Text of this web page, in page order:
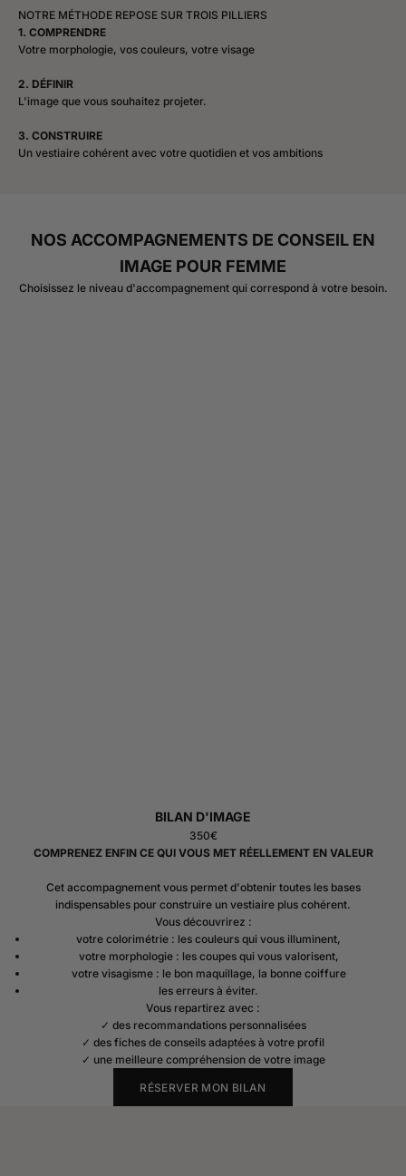
NOTRE MÉTHODE REPOSE SUR TROIS PILLIERS
1. COMPRENDRE
Votre morphologie, vos couleurs, votre visage
2. DÉFINIR
L'image que vous souhaitez projeter.
3. CONSTRUIRE
Un vestiaire cohérent avec votre quotidien et vos ambitions
NOS ACCOMPAGNEMENTS DE CONSEIL EN
IMAGE POUR FEMME
Choisissez le niveau d'accompagnement qui correspond à votre besoin.
BILAN D'IMAGE
350€
COMPRENEZ ENFIN CE QUI VOUS MET RÉELLEMENT EN VALEUR
Cet accompagnement vous permet d'obtenir toutes les bases
indispensables pour construire un vestiaire plus cohérent.
Vous découvrirez :
votre colorimétrie : les couleurs qui vous illuminent,
votre morphologie : les coupes qui vous valorisent,
votre visagisme : le bon maquillage, la bonne coiffure
les erreurs à éviter.
Vous repartirez avec :
✓ des recommandations personnalisées
✓ des fiches de conseils adaptées à votre profil
✓ une meilleure compréhension de votre image
RÉSERVER MON BILAN